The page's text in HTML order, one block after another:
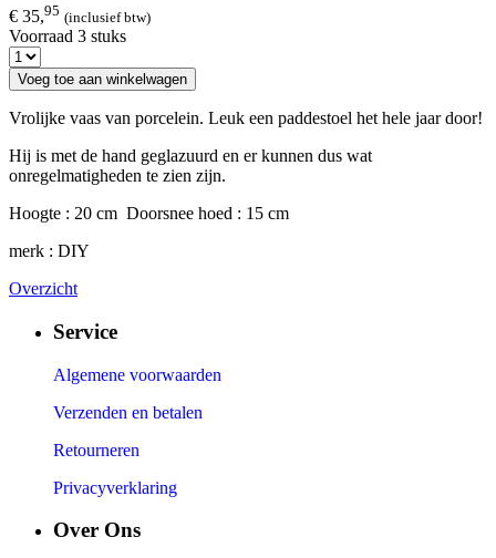
€ 35,95 (inclusief btw)
Voorraad 3 stuks
Voeg toe aan winkelwagen
Vrolijke vaas van porcelein. Leuk een paddestoel het hele jaar door!
Hij is met de hand geglazuurd en er kunnen dus wat
onregelmatigheden te zien zijn.
Hoogte : 20 cm Doorsnee hoed : 15 cm
merk : DIY
Overzicht
Service
Algemene voorwaarden
Verzenden en betalen
Retourneren
Privacyverklaring
Over Ons